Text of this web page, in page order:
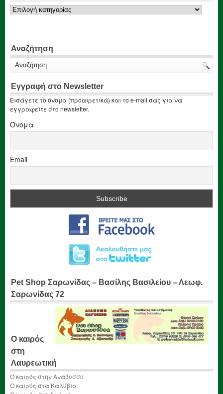
Κατηγορίες
Αναζήτηση
Εγγραφή στο Newsletter
Εισάγετε το όνομα (προαιρετικά) και το e-mail σας για να
εγγραφείτε στο newsletter.
Όνομα
Email
Pet Shop Σαρωνίδας – Βασίλης Βασιλείου – Λεωφ.
Σαρωνίδας 72
Ο καιρός
στη
Λαυρεωτική
Ο καιρός στην Ανάβυσσο
Ο καιρός στα Καλύβια